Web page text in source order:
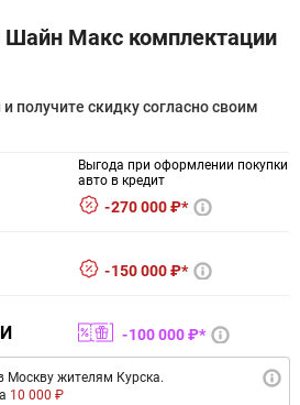
Шайн Макс комплектации
получите скидку согласно своим
Выгода при оформлении покупки
авто в кредит
270 000 ₽*
150 000 ₽*
100 000 ₽*
Москву жителям Курска.
10 000 ₽